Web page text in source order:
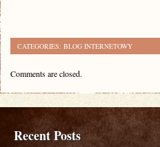
CATEGORIES: BLOG INTERNETOWY
Comments are closed.
Recent Posts